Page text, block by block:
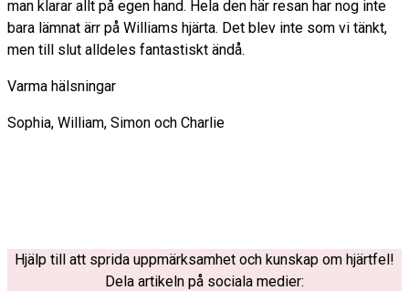
man klarar allt på egen hand. Hela den här resan har nog inte
bara lämnat ärr på Williams hjärta. Det blev inte som vi tänkt,
men till slut alldeles fantastiskt ändå.
Varma hälsningar
Sophia, William, Simon och Charlie
Hjälp till att sprida uppmärksamhet och kunskap om hjärtfel!
Dela artikeln på sociala medier: